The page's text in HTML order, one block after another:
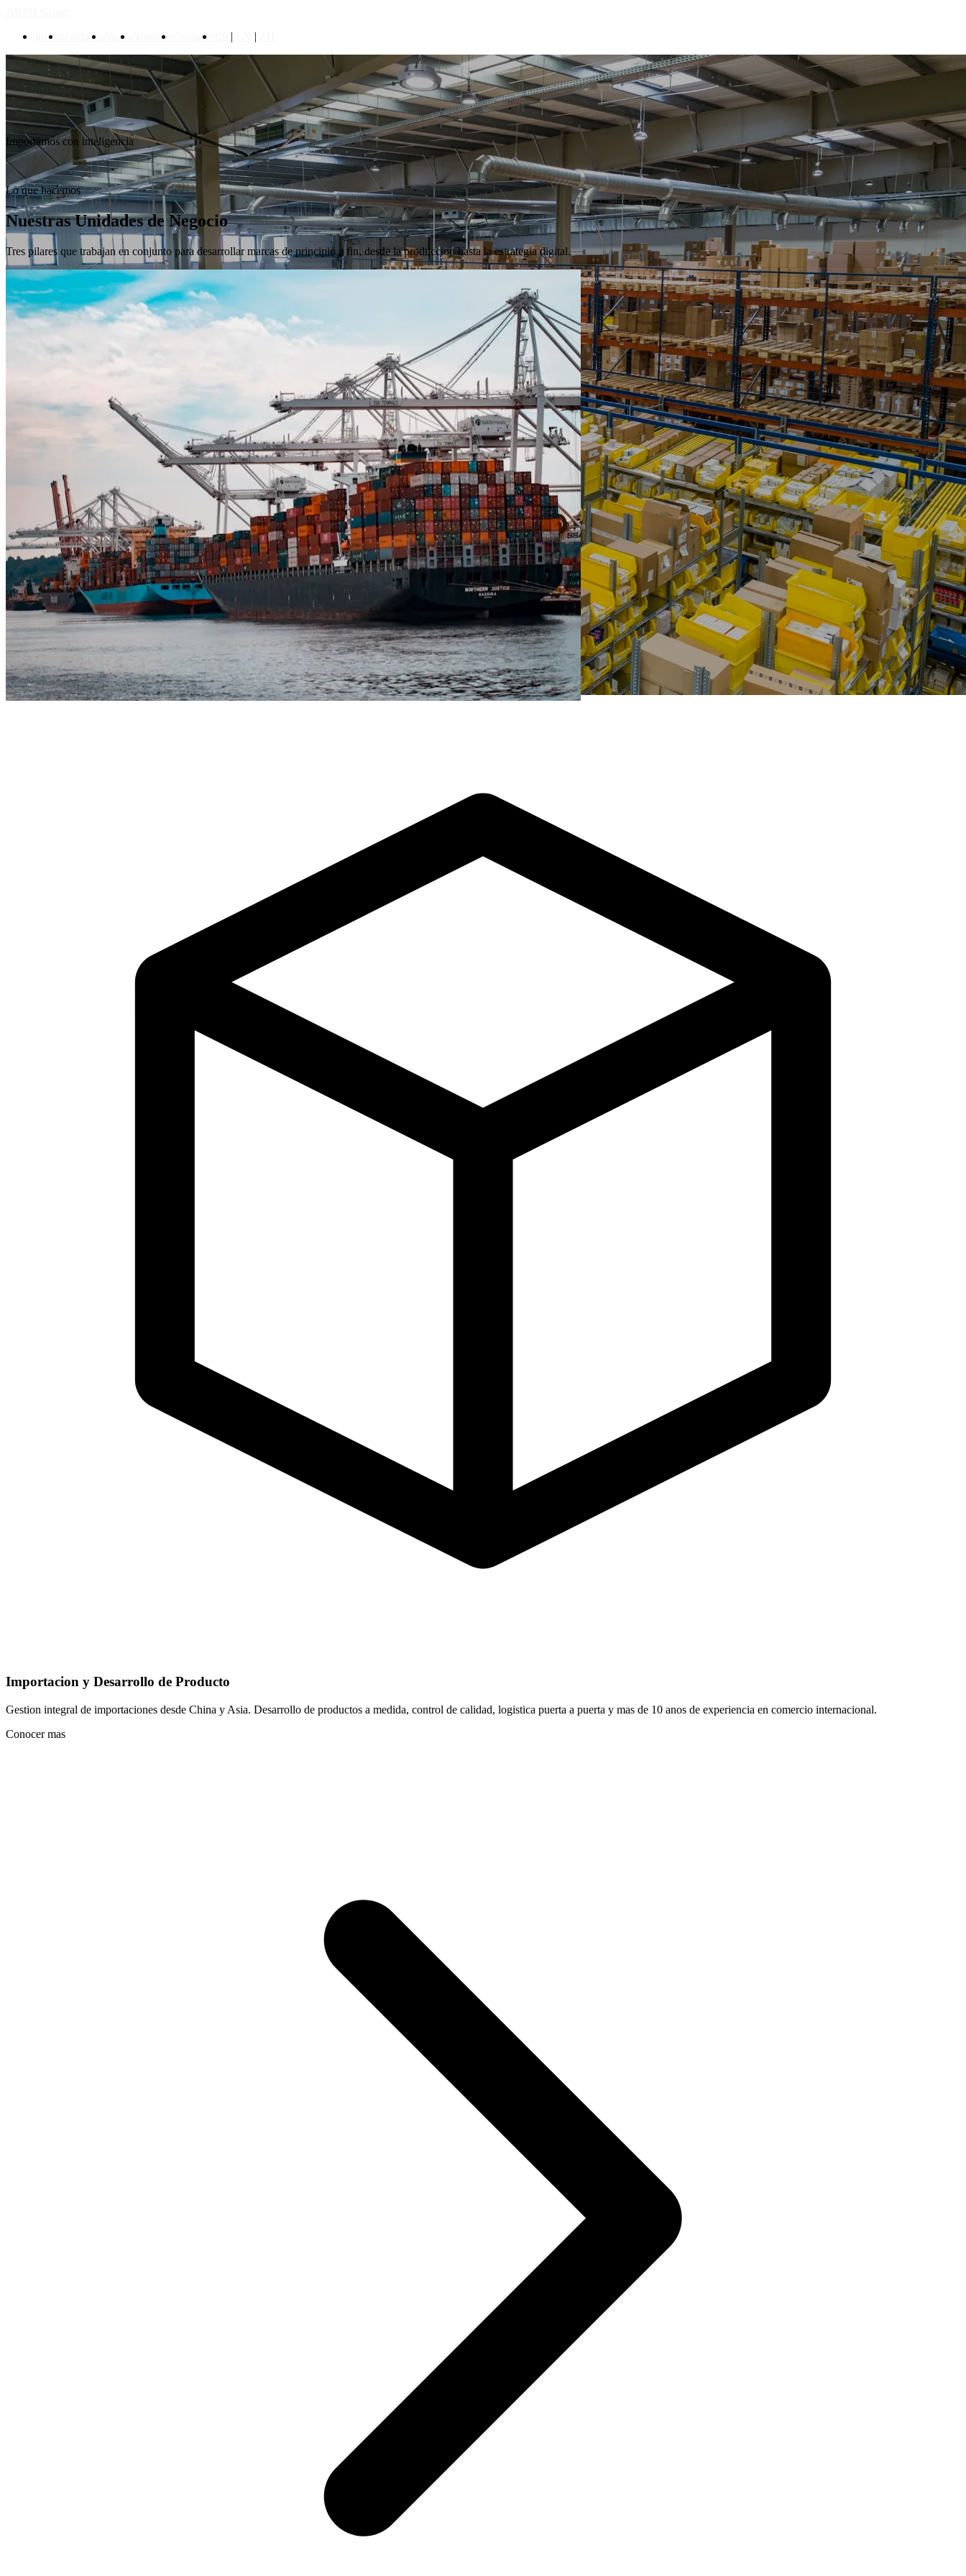
Inicio
Unidades Marca Nosotros Contacto | |
Importacion · Tecnologia · Consultoria
Desarrollamos
marcas completas
Importamos con inteligencia
Desarrolla tu marca Conoce nuestras unidades
Lo que hacemos
NuestrasUnidadesde Negocio
Tres pilares que trabajan en conjunto para desarrollar marcas de principio a fin, desde la produccion hasta la estrategia digital.
Importacion y Desarrollo de Producto
Gestion integral de importaciones desde China y Asia. Desarrollo de productos a medida, control de calidad, logistica puerta a puerta y mas de 10 anos de experiencia en comercio internacional.
Conocer mas